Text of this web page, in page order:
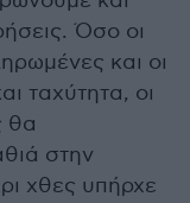
Όσο οι
και οι
ταχύτητα, οι
θα
στην
χθες υπήρχε